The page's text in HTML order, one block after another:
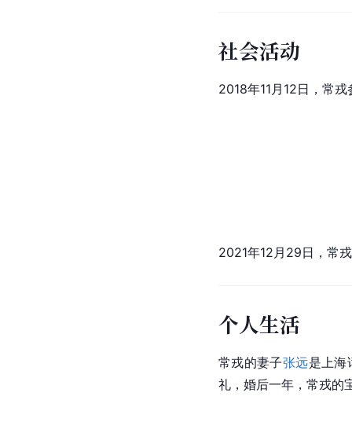
社会活动
2018年11月12日，常
2021年12月29日，常
个人生活
常戎的妻子张远是上海
礼，婚后一年，常戎的